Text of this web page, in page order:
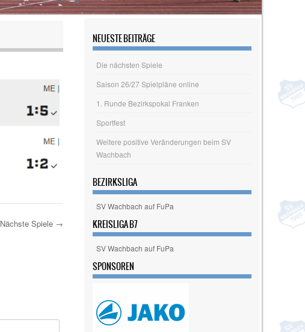
Nächste Spiele →
NEUESTE BEITRÄGE
Die nächsten Spiele
Saison 26/27 Spielpläne online
1. Runde Bezirkspokal Franken
Sportfest
Weitere positive Veränderungen beim SV
Wachbach
BEZIRKSLIGA
SV Wachbach auf FuPa
KREISLIGA B7
SV Wachbach auf FuPa
SPONSOREN